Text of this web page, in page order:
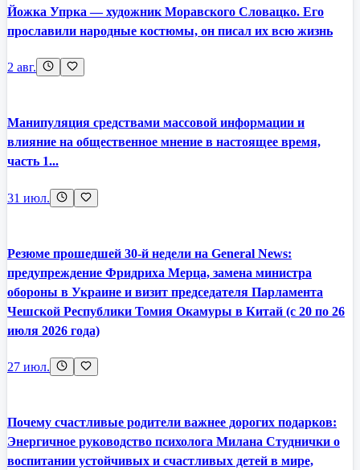
Йожка Упрка — художник Моравского Словацко. Его
прославили народные костюмы, он писал их всю жизнь
2 авг.
Манипуляция средствами массовой информации и
влияние на общественное мнение в настоящее время,
часть 1...
31 июл.
Резюме прошедшей 30-й недели на General News:
предупреждение Фридриха Мерца, замена министра
обороны в Украине и визит председателя Парламента
Чешской Республики Томия Окамуры в Китай (с 20 по 26
июля 2026 года)
27 июл.
Почему счастливые родители важнее дорогих подарков:
Энергичное руководство психолога Милана Студнички о
воспитании устойчивых и счастливых детей в мире,